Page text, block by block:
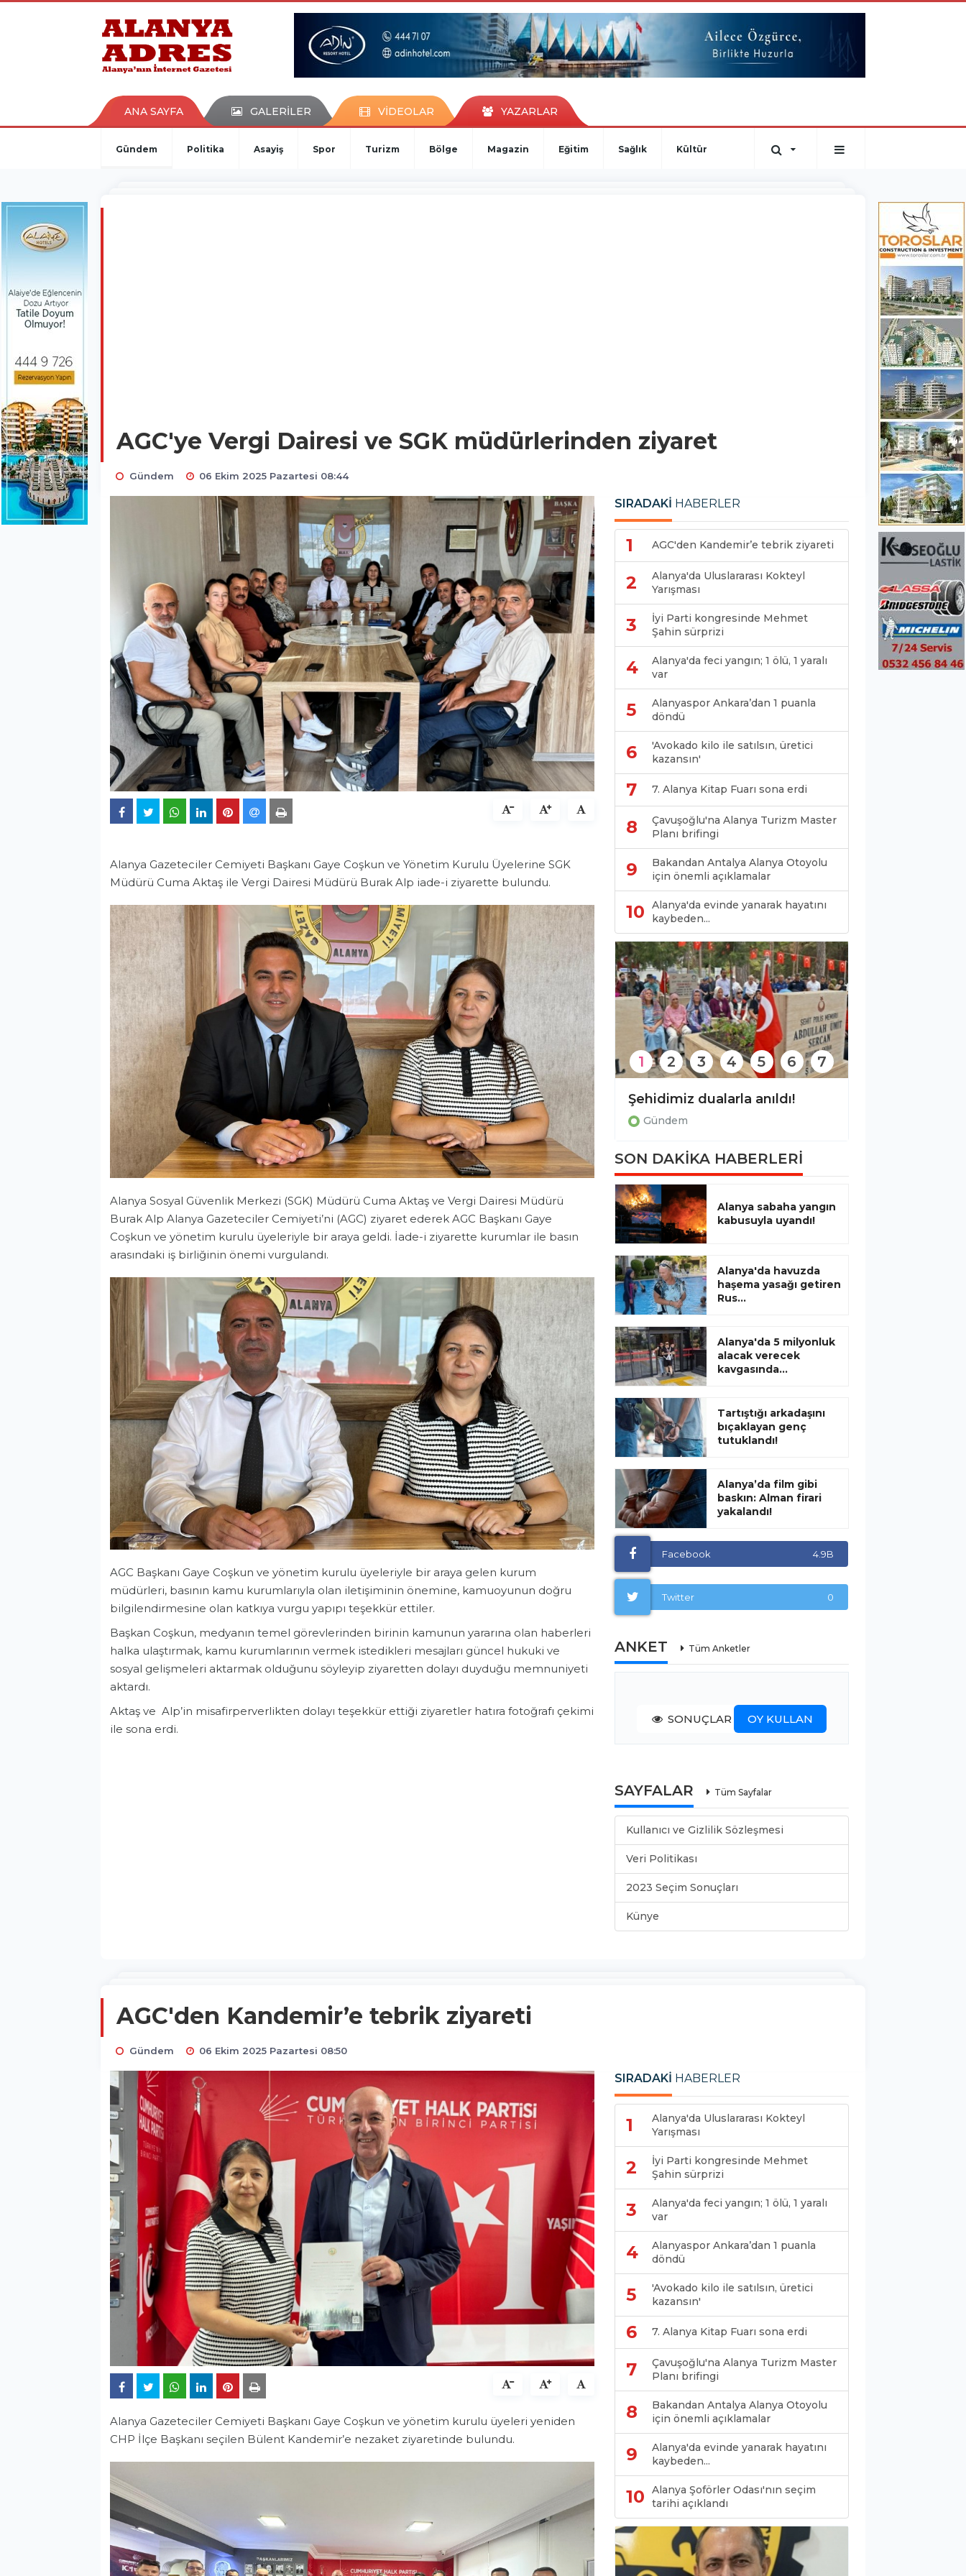
kaçak bahis
porno izle
ANA SAYFA GALERİLER VİDEOLAR YAZARLAR
Gündem Politika Asayiş Spor Turizm Bölge Magazin Eğitim Sağlık Kültür
AGC'ye Vergi Dairesi ve SGK müdürlerinden ziyaret
Gündem 06 Ekim 2025 Pazartesi 08:44
Alanya Gazeteciler Cemiyeti Başkanı Gaye Coşkun ve Yönetim Kurulu Üyelerine SGK
Müdürü Cuma Aktaş ile Vergi Dairesi Müdürü Burak Alp iade-i ziyarette bulundu.
Alanya Sosyal Güvenlik Merkezi (SGK) Müdürü Cuma Aktaş ve Vergi Dairesi Müdürü
Burak Alp Alanya Gazeteciler Cemiyeti’ni (AGC) ziyaret ederek AGC Başkanı Gaye
Coşkun ve yönetim kurulu üyeleriyle bir araya geldi. İade-i ziyarette kurumlar ile basın
arasındaki iş birliğinin önemi vurgulandı.
AGC Başkanı Gaye Coşkun ve yönetim kurulu üyeleriyle bir araya gelen kurum
müdürleri, basının kamu kurumlarıyla olan iletişiminin önemine, kamuoyunun doğru
bilgilendirmesine olan katkıya vurgu yapıpı teşekkür ettiler.
Başkan Coşkun, medyanın temel görevlerinden birinin kamunun yararına olan haberleri
halka ulaştırmak, kamu kurumlarının vermek istedikleri mesajları güncel hukuki ve
sosyal gelişmeleri aktarmak olduğunu söyleyip ziyaretten dolayı duyduğu memnuniyeti
aktardı.
Aktaş ve Alp’in misafirperverlikten dolayı teşekkür ettiği ziyaretler hatıra fotoğrafı çekimi
ile sona erdi.
SIRADAKİ HABERLER
1 AGC'den Kandemir’e tebrik ziyareti
2
Alanya'da Uluslararası Kokteyl
Yarışması
3
İyi Parti kongresinde Mehmet
Şahin sürprizi
4
Alanya'da feci yangın; 1 ölü, 1 yaralı
var
5
Alanyaspor Ankara’dan 1 puanla
döndü
6
'Avokado kilo ile satılsın, üretici
kazansın'
7 7. Alanya Kitap Fuarı sona erdi
8
Çavuşoğlu'na Alanya Turizm Master
Planı brifingi
9
Bakandan Antalya Alanya Otoyolu
için önemli açıklamalar
10
Alanya'da evinde yanarak hayatını
kaybeden...
2026 Air Badminton Türkiye şampiyonası tamamlandı!
Gündem Gündem
1 2 3 4 5 6 7
SON DAKİKA HABERLERİ
Alanya sabaha yangın
kabusuyla uyandı!
Alanya'da havuzda
haşema yasağı getiren
Rus...
Alanya'da 5 milyonluk
alacak verecek
kavgasında...
Tartıştığı arkadaşını
bıçaklayan genç
tutuklandı!
Alanya’da film gibi
baskın: Alman firari
yakalandı!
Facebook 4.9B
Twitter 0
ANKET Tüm Anketler
SONUÇLAR OY KULLAN
SAYFALAR Tüm Sayfalar
Kullanıcı ve Gizlilik Sözleşmesi
Veri Politikası
2023 Seçim Sonuçları
Künye
AGC'den Kandemir’e tebrik ziyareti
Gündem 06 Ekim 2025 Pazartesi 08:50
Alanya Gazeteciler Cemiyeti Başkanı Gaye Coşkun ve yönetim kurulu üyeleri yeniden
CHP İlçe Başkanı seçilen Bülent Kandemir’e nezaket ziyaretinde bulundu.
SIRADAKİ HABERLER
1
Alanya'da Uluslararası Kokteyl
Yarışması
2
İyi Parti kongresinde Mehmet
Şahin sürprizi
3
Alanya'da feci yangın; 1 ölü, 1 yaralı
var
4
Alanyaspor Ankara’dan 1 puanla
döndü
5
'Avokado kilo ile satılsın, üretici
kazansın'
6 7. Alanya Kitap Fuarı sona erdi
7
Çavuşoğlu'na Alanya Turizm Master
Planı brifingi
8
Bakandan Antalya Alanya Otoyolu
için önemli açıklamalar
9
Alanya'da evinde yanarak hayatını
kaybeden...
10
Alanya Şoförler Odası'nın seçim
tarihi açıklandı